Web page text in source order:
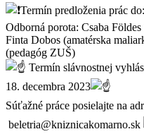
Termín predloženia prác
Odborná porota: Csaba
Finta Dobos (amatérska
(pedagóg ZUŠ)
Termín slávnostnej
18. decembra 2023
Súťažné práce posielajte na
beletria@kniznicakomarno.sk